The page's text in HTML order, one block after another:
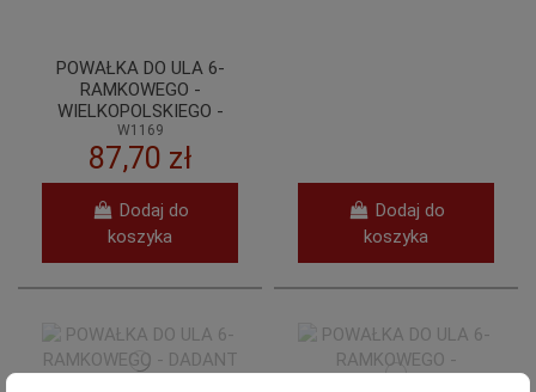
POWAŁKA DO ULA 6-
RAMKOWEGO -
WIELKOPOLSKIEGO -
NIEBIESKA
W1169
87,70 zł
Dodaj do
koszyka
Dodaj do
koszyka